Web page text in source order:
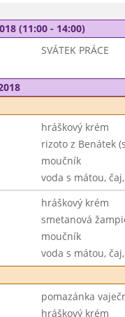
(11:00 - 14:00)
SVÁTEK PRÁCE
hráškový krém
rizoto z Benátek
moučník
voda s mátou,
hráškový krém
smetanová
moučník
voda s mátou,
pomazánka
hráškový krém